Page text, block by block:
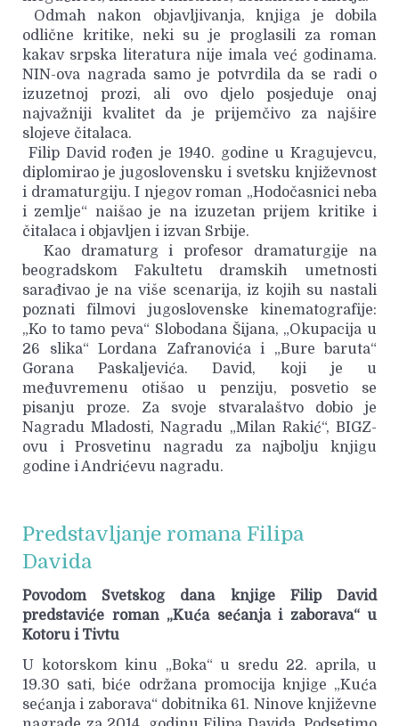
Odmah nakon objavljivanja, knjiga je dobila
odlične kritike, neki su je proglasili za roman
kakav srpska literatura nije imala već godinama.
NIN-ova nagrada samo je potvrdila da se radi o
izuzetnoj prozi, ali ovo djelo posjeduje onaj
najvažniji kvalitet da je prijemčivo za najšire
slojeve čitalaca.
Filip David rođen je 1940. godine u Kragujevcu,
diplomirao je jugoslovensku i svetsku književnost
i dramaturgiju. I njegov roman „Hodočasnici neba
i zemlje“ naišao je na izuzetan prijem kritike i
čitalaca i objavljen i izvan Srbije.
Kao dramaturg i profesor dramaturgije na
beogradskom Fakultetu dramskih umetnosti
sarađivao je na više scenarija, iz kojih su nastali
poznati filmovi jugoslovenske kinematografije:
„Ko to tamo peva“ Slobodana Šijana, „Okupacija u
26 slika“ Lordana Zafranovića i „Bure baruta“
Gorana Paskaljevića. David, koji je u
međuvremenu otišao u penziju, posvetio se
pisanju proze. Za svoje stvaralaštvo dobio je
Nagradu Mladosti, Nagradu „Milan Rakić“, BIGZ-
ovu i Prosvetinu nagradu za najbolju knjigu
godine i Andrićevu nagradu.
Predstavljanje romana Filipa
Davida
Povodom Svetskog dana knjige Filip David
predstaviće roman „Kuća sećanja i zaborava“ u
Kotoru i Tivtu
U kotorskom kinu „Boka“ u sredu 22. aprila, u
19.30 sati, biće održana promocija knjige „Kuća
sećanja i zaborava“ dobitnika 61. Ninove književne